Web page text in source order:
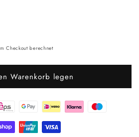
Checkout berechnet
Warenkorb legen